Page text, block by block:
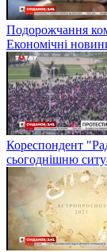
Подорожчання
Економічні
Кореспондент
сьогоднішню